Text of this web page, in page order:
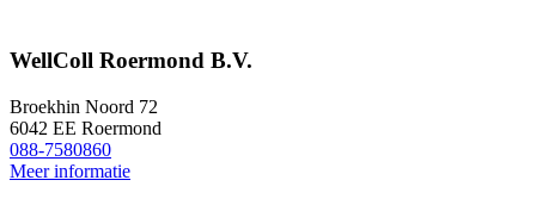
WellColl Roermond B.V.
Broekhin Noord 72
6042 EE Roermond
088-7580860
Meer informatie